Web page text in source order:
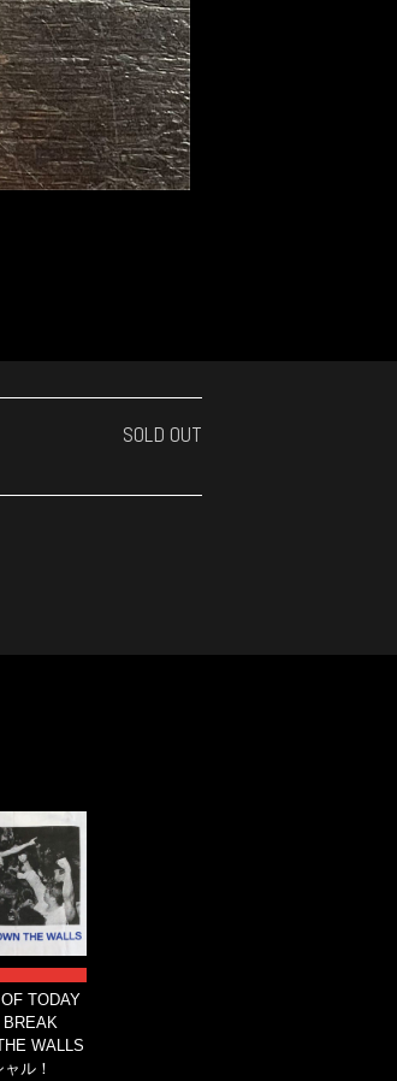
SOLD OUT
TODAY
BREAK
WALLS
ル！